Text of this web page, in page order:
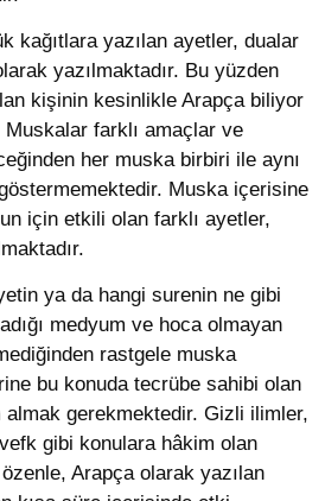
kağıtlara yazılan ayetler, dualar
yazılmaktadır. Bu yüzden
kişinin kesinlikle Arapça biliyor
farklı amaçlar ve
her muska birbiri ile aynı
Muska içerisine
için etkili olan farklı ayetler,
ya da hangi surenin ne gibi
medyum ve hoca olmayan
rastgele muska
bu konuda tecrübe sahibi olan
almak gerekmektedir. Gizli ilimler,
gibi konulara hâkim olan
Arapça olarak yazılan